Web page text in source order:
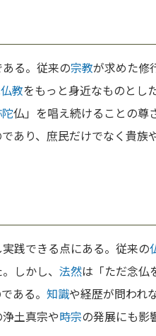
る。従来の宗教が求めた修
仏教をもっと身近なものとし
仏」を唱え続けることの尊
あり、庶民だけでなく貴族
践できる点にある。従来の
しかし、 法然は「ただ念仏
ある。 知識や経歴が問われ
土真宗や時宗の発展にも影